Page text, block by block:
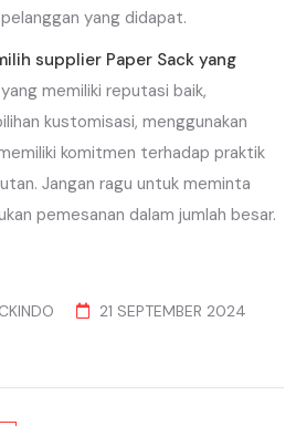
yang didapat.
supplier Paper Sackyang
memiliki reputasi baik,
kustomisasi, menggunakan
komitmen terhadap praktik
Jangan ragu untuk meminta
pemesanan dalam jumlah besar.
21 SEPTEMBER 2024